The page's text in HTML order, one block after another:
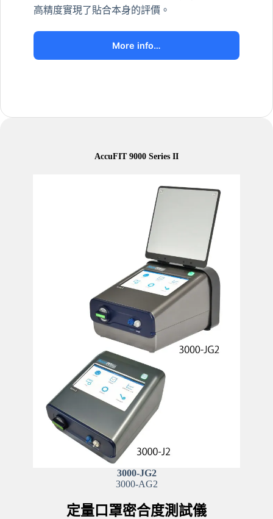
高精度實現了貼合本身的評價。
More info…
AccuFIT 9000 Series II
3000-JG2
3000-AG2
定量口罩密合度測試儀